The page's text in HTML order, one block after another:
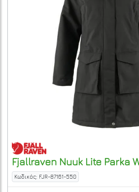
Fjallraven Nuuk Lite Parka
Κωδικός: FJR-87161-550